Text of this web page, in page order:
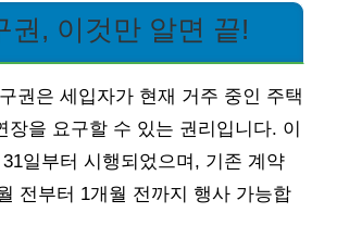
권, 이것만 알면 끝!
권은 세입자가 현재 거주 중인 주택
장을 요구할 수 있는 권리입니다. 이
일부터 시행되었으며, 기존 계약
전부터 1개월 전까지 행사 가능합